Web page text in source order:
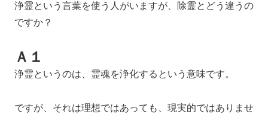
浄霊という言葉を使う人がいますが、除霊とどう違うの
ですか？
Ａ１
浄霊というのは、霊魂を浄化するという意味です。
ですが、それは理想ではあっても、現実的ではありませ